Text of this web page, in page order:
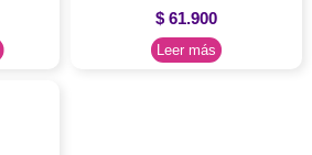
$61.900
Leer más